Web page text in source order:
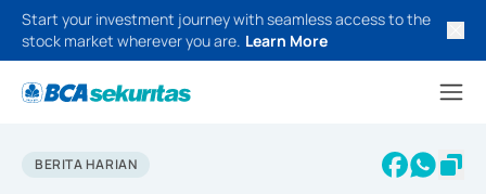
Start your investment journey with seamless access to the
stock market wherever you are. Learn More
BERITA HARIAN